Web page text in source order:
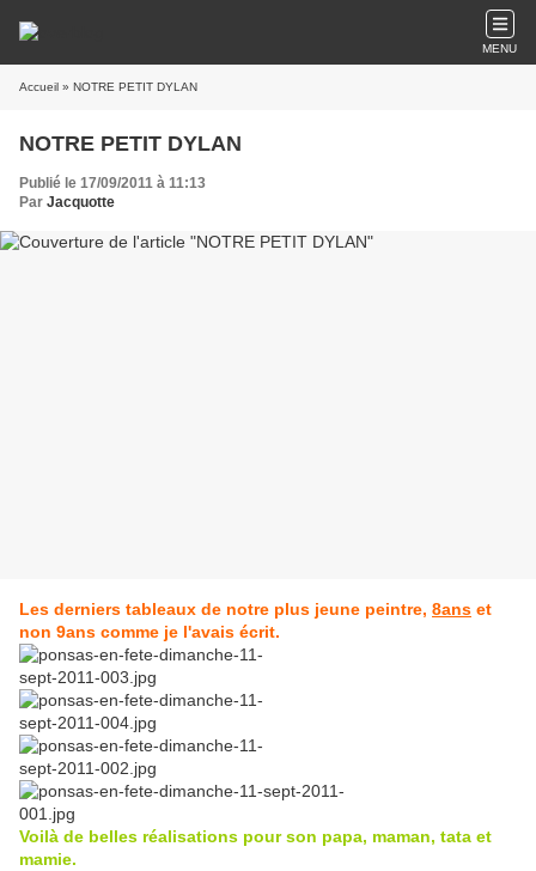
MENU
Accueil » NOTRE PETIT DYLAN
NOTRE PETIT DYLAN
Publié le 17/09/2011 à 11:13
Par Jacquotte
Les derniers tableaux de notre plus jeune peintre, 8ans et
non 9ans comme je l'avais écrit.
Voilà de belles réalisations pour son papa, maman, tata et
mamie.